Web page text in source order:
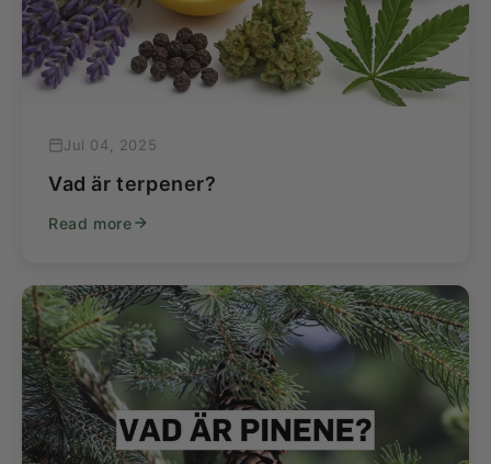
Jul 04, 2025
Vad är terpener?
Read more